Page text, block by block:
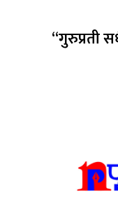
“गुरुप्रती